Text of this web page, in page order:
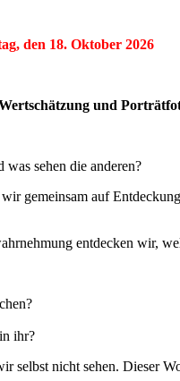
den 18. Oktober 2026
und
sehen die anderen?
gemeinsam auf
entdecken wir,
ihr?
selbst nicht sehen. Dieser